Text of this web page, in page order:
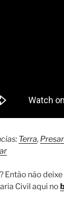
Terra,
Então não
Civil aqui no